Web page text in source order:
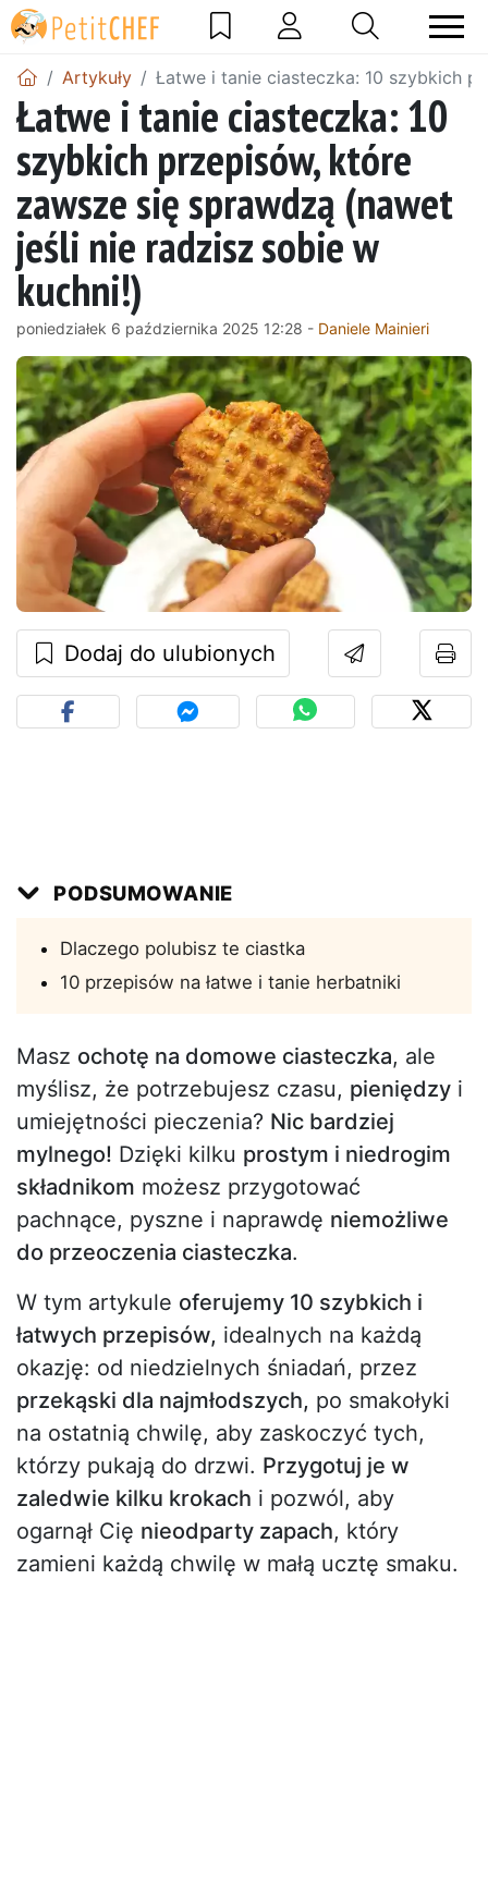
Artykuły Łatwe i tanie ciasteczka: 10 szybkich
Łatwe i tanie ciasteczka: 10
szybkich przepisów, które
zawsze się sprawdzą (nawet
jeśli nie radzisz sobie w
kuchni!)
poniedziałek 6 października 2025 12:28 - Daniele Mainieri
Dodaj do ulubionych
PODSUMOWANIE
Dlaczego polubisz te ciastka
10 przepisów na łatwe i tanie herbatniki
Masz ochotę na domowe ciasteczka, ale
myślisz, że potrzebujesz czasu, pieniędzy i
umiejętności pieczenia? Nic bardziej
mylnego! Dzięki kilku prostym i niedrogim
składnikom możesz przygotować
pachnące, pyszne i naprawdę niemożliwe
do przeoczenia ciasteczka.
W tym artykule oferujemy 10 szybkich i
łatwych przepisów, idealnych na każdą
okazję: od niedzielnych śniadań, przez
przekąski dla najmłodszych, po smakołyki
na ostatnią chwilę, aby zaskoczyć tych,
którzy pukają do drzwi. Przygotuj je w
zaledwie kilku krokach i pozwól, aby
ogarnął Cię nieodparty zapach, który
zamieni każdą chwilę w małą ucztę smaku.